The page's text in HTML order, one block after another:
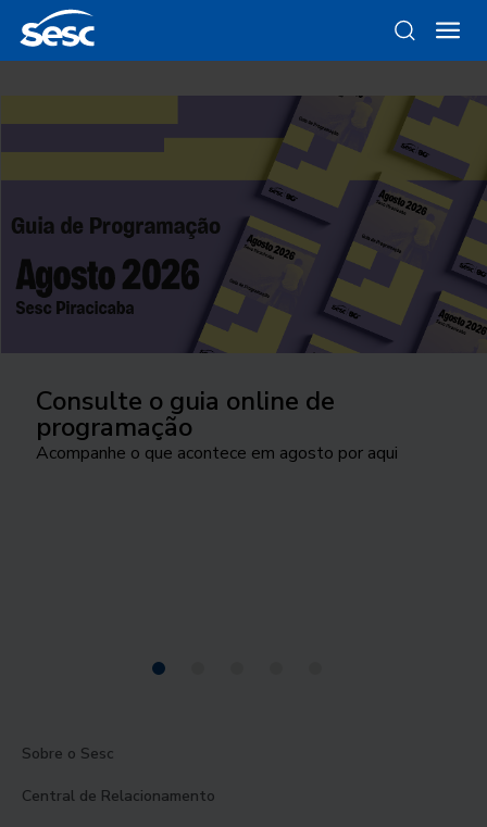
Consulte o guia online de
programação
Acompanhe o que acontece em agosto por aqui
Sobre o Sesc
Central de Relacionamento